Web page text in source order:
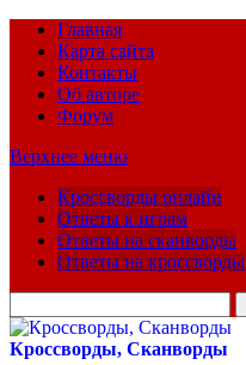
Главная
Карта сайта
Контакты
Об авторе
Форум
Верхнее меню
Кроссворды онлайн
Ответы к играм
Ответы на сканворды
Ответы на кроссворды
для:
Кроссворды, Сканворды